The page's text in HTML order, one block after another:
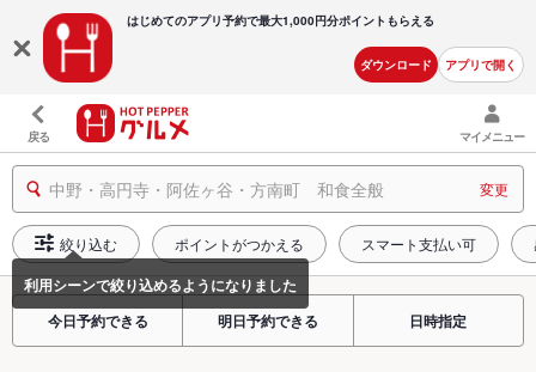
はじめてのアプリ予約で最大1,000円分ポイントもらえる
ダウンロード アプリで開く
戻る マイメニュー
中野・高円寺・阿佐ヶ谷・方南町 和食全般 変更
絞り込む ポイントがつかえる スマート支払い可
今日予約できる 明日予約できる 日時指定